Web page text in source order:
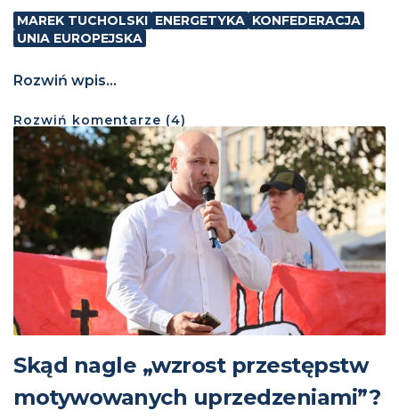
MAREK TUCHOLSKI ENERGETYKA KONFEDERACJA
UNIA EUROPEJSKA
Rozwiń wpis...
Rozwiń komentarze (4)
Skąd nagle „wzrost przestępstw
motywowanych uprzedzeniami”?